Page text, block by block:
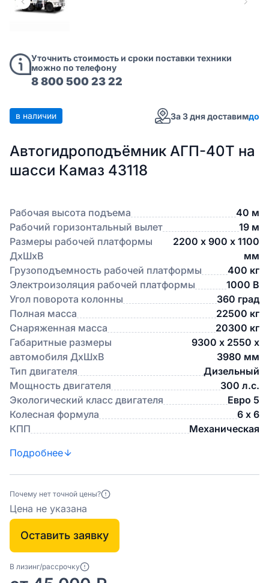
Уточнить стоимость и сроки поставки техники
можно по телефону
8 800 500 23 22
в наличии За 3 дня доставимдо
Автогидроподъёмник АГП-40Т на
шасси Камаз 43118
Рабочая высота подъема
40 м
Рабочий горизонтальный вылет
19 м
Размеры рабочей платформы
ДхШхВ
2200 х 900 х 1100
мм
Грузоподъемность рабочей платформы
400 кг
Электроизоляция рабочей платформы
1000 В
Угол поворота колонны
360 град
Полная масса
22500 кг
Снаряженная масса
20300 кг
Габаритные размеры
автомобиля ДхШхВ
9300 х 2550 х
3980 мм
Тип двигателя
Дизельный
Мощность двигателя
300 л.с.
Экологический класс двигателя
Евро 5
Колесная формула
6 х 6
КПП
Механическая
Подробнее
Почему нет точной цены?
Цена не указана
Оставить заявку
В лизинг/рассрочку